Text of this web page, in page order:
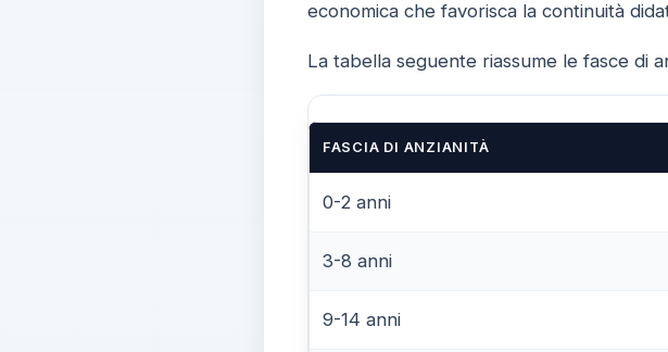
economica che favorisca la continuità
La tabella seguente riassume le fasce di
FASCIA DI ANZIANITÀ
0-2 anni
3-8 anni
9-14 anni